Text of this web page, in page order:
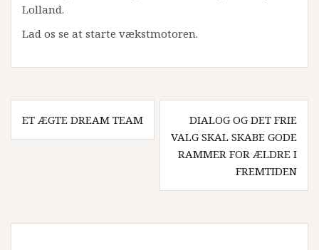
Lolland.
Lad os se at starte vækstmotoren.
Indlægsnavigation
ET ÆGTE DREAM TEAM
DIALOG OG DET FRIE
VALG SKAL SKABE GODE
RAMMER FOR ÆLDRE I
FREMTIDEN